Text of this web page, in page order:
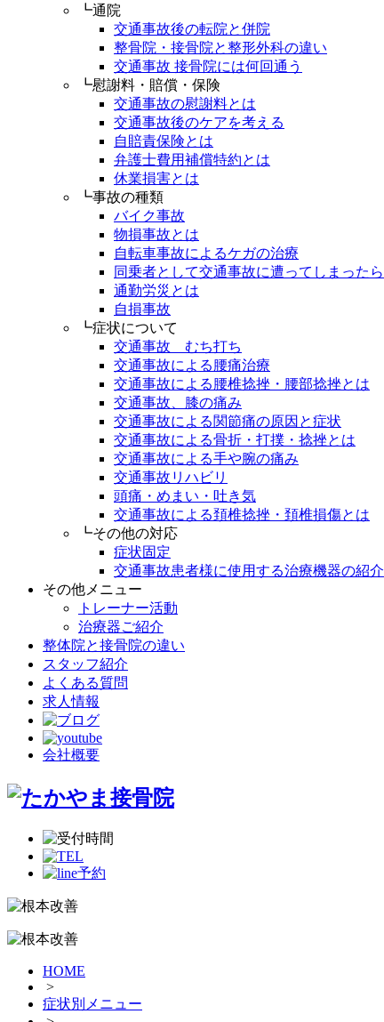
┗通院
交通事故後の転院と併院
整骨院・接骨院と整形外科の違い
交通事故 接骨院には何回通う
┗慰謝料・賠償・保険
交通事故の慰謝料とは
交通事故後のケアを考える
自賠責保険とは
弁護士費用補償特約とは
休業損害とは
┗事故の種類
バイク事故
物損事故とは
自転車事故によるケガの治療
同乗者として交通事故に遭ってしまったら
通勤労災とは
自損事故
┗症状について
交通事故 むち打ち
交通事故による腰痛治療
交通事故による腰椎捻挫・腰部捻挫とは
交通事故、膝の痛み
交通事故による関節痛の原因と症状
交通事故による骨折・打撲・捻挫とは
交通事故による手や腕の痛み
交通事故リハビリ
頭痛・めまい・吐き気
交通事故による頚椎捻挫・頚椎損傷とは
┗その他の対応
症状固定
交通事故患者様に使用する治療機器の紹介
その他メニュー
トレーナー活動
治療器ご紹介
整体院と接骨院の違い
スタッフ紹介
よくある質問
求人情報
会社概要
HOME
>
症状別メニュー